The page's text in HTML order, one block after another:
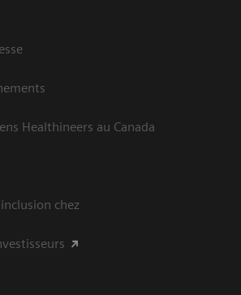
Healthineers au Canada
chez